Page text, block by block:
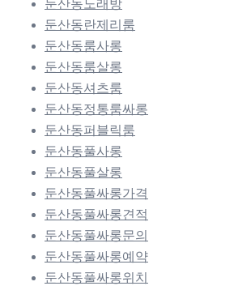
둔산동노래방
둔산동란제리룸
둔산동룸사롱
둔산동룸살롱
둔산동셔츠룸
둔산동정통룸싸롱
둔산동퍼블릭룸
둔산동풀사롱
둔산동풀살롱
둔산동풀싸롱가격
둔산동풀싸롱견적
둔산동풀싸롱문의
둔산동풀싸롱예약
둔산동풀싸롱위치